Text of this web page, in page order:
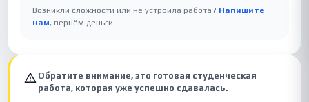
Возникли сложности или не устроила работа? Напишите
нам, вернём деньги.
Обратите внимание, это готовая студенческая
работа, которая уже успешно сдавалась.